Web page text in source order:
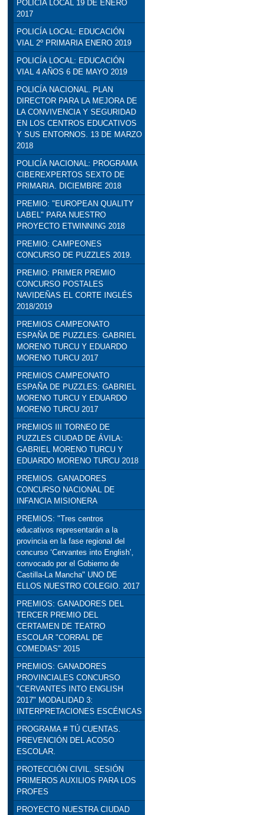
POLICÍA LOCAL 19 DE ENERO
2017
POLICÍA LOCAL: EDUCACIÓN
VIAL 2º PRIMARIA ENERO 2019
POLICÍA LOCAL: EDUCACIÓN
VIAL 4 AÑOS 6 DE MAYO 2019
POLICÍA NACIONAL. PLAN
DIRECTOR PARA LA MEJORA DE
LA CONVIVENCIA Y SEGURIDAD
EN LOS CENTROS EDUCATIVOS
Y SUS ENTORNOS. 13 DE MARZO
2018
POLICÍA NACIONAL: PROGRAMA
CIBEREXPERTOS SEXTO DE
PRIMARIA. DICIEMBRE 2018
PREMIO: "EUROPEAN QUALITY
LABEL" PARA NUESTRO
PROYECTO ETWINNING 2018
PREMIO: CAMPEONES
CONCURSO DE PUZZLES 2019.
PREMIO: PRIMER PREMIO
CONCURSO POSTALES
NAVIDEÑAS EL CORTE INGLÉS
2018/2019
PREMIOS CAMPEONATO
ESPAÑA DE PUZZLES: GABRIEL
MORENO TURCU Y EDUARDO
MORENO TURCU 2017
PREMIOS CAMPEONATO
ESPAÑA DE PUZZLES: GABRIEL
MORENO TURCU Y EDUARDO
MORENO TURCU 2017
PREMIOS III TORNEO DE
PUZZLES CIUDAD DE ÁVILA:
GABRIEL MORENO TURCU Y
EDUARDO MORENO TURCU 2018
PREMIOS. GANADORES
CONCURSO NACIONAL DE
INFANCIA MISIONERA
PREMIOS: "Tres centros
educativos representarán a la
provincia en la fase regional del
concurso ‘Cervantes into English’,
convocado por el Gobierno de
Castilla-La Mancha" UNO DE
ELLOS NUESTRO COLEGIO. 2017
PREMIOS: GANADORES DEL
TERCER PREMIO DEL
CERTAMEN DE TEATRO
ESCOLAR "CORRAL DE
COMEDIAS" 2015
PREMIOS: GANADORES
PROVINCIALES CONCURSO
"CERVANTES INTO ENGLISH
2017" MODALIDAD 3:
INTERPRETACIONES ESCÉNICAS
PROGRAMA # TÚ CUENTAS.
PREVENCIÓN DEL ACOSO
ESCOLAR.
PROTECCIÓN CIVIL. SESIÓN
PRIMEROS AUXILIOS PARA LOS
PROFES
PROYECTO NUESTRA CIUDAD